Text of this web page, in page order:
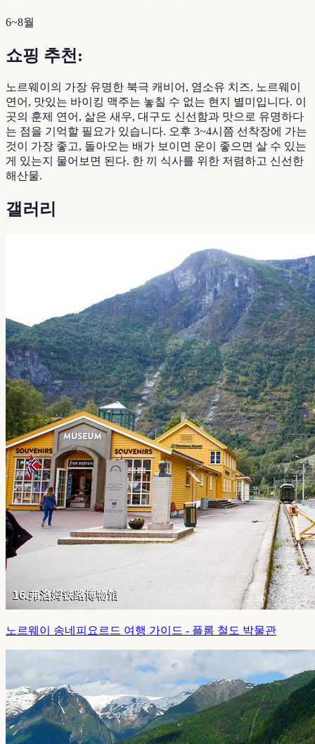
6~8월
쇼핑 추천:
노르웨이의 가장 유명한 북극 캐비어, 염소유 치즈, 노르웨이
연어, 맛있는 바이킹 맥주는 놓칠 수 없는 현지 별미입니다. 이
곳의 훈제 연어, 삶은 새우, 대구도 신선함과 맛으로 유명하다
는 점을 기억할 필요가 있습니다. 오후 3~4시쯤 선착장에 가는
것이 가장 좋고, 돌아오는 배가 보이면 운이 좋으면 살 수 있는
게 있는지 물어보면 된다. 한 끼 식사를 위한 저렴하고 신선한
해산물.
갤러리
노르웨이 송네피요르드 여행 가이드 - 플롬 철도 박물관